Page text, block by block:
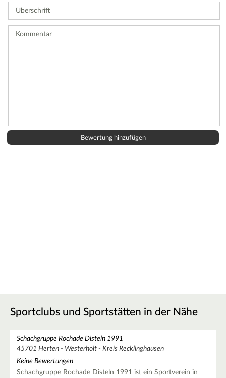
eine
Sportclubs und Sportstätten in der Nähe
Schachgruppe Rochade Disteln 1991
45701 Herten - Westerholt - Kreis Recklinghausen
Keine Bewertungen
Schachgruppe Rochade Disteln 1991 ist ein Sportverein in